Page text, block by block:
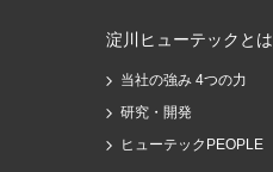
淀川ヒューテックとは
当社の強み 4つの力
研究・開発
ヒューテックPEOPLE